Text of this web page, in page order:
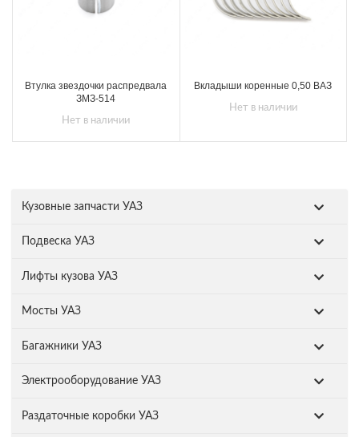
Кузовные запчасти УАЗ
Подвеска УАЗ
Лифты кузова УАЗ
Мосты УАЗ
Багажники УАЗ
Электрооборудование УАЗ
Раздаточные коробки УАЗ
Втулка звездочки распредвала
ЗМЗ-514
Нет в наличии
Вкладыши коренные 0,50 ВАЗ
Нет в наличии